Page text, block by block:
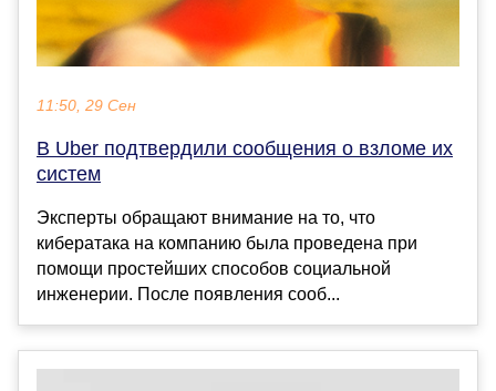
11:50, 29 Сен
В Uber подтвердили сообщения о взломе их
систем
Эксперты обращают внимание на то, что
кибератака на компанию была проведена при
помощи простейших способов социальной
инженерии. После появления сооб...